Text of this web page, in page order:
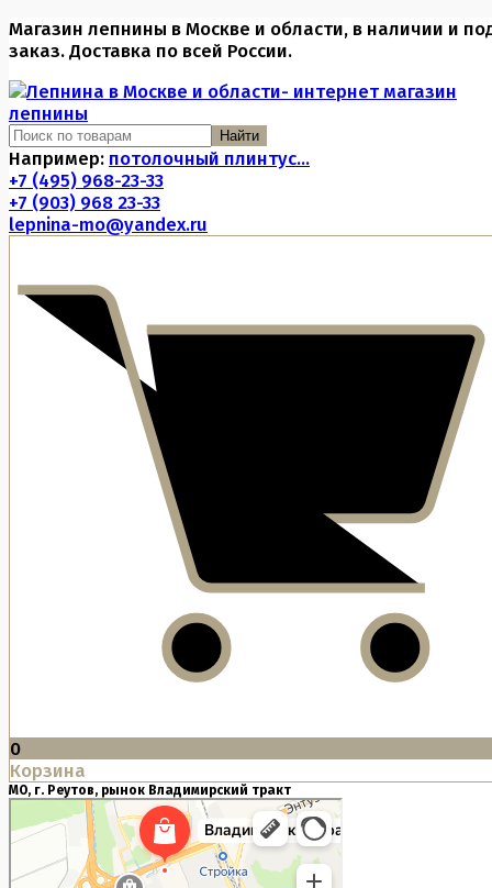
Магазин лепнины в Москве и области, в наличии и
заказ. Доставка по всей России.
Найти
Например: потолочный плинтус...
+7 (495) 968-23-33
+7 (903) 968 23-33
lepnina-mo@yandex.ru
0
Корзина
МО, г. Реутов, рынок Владимирский тракт